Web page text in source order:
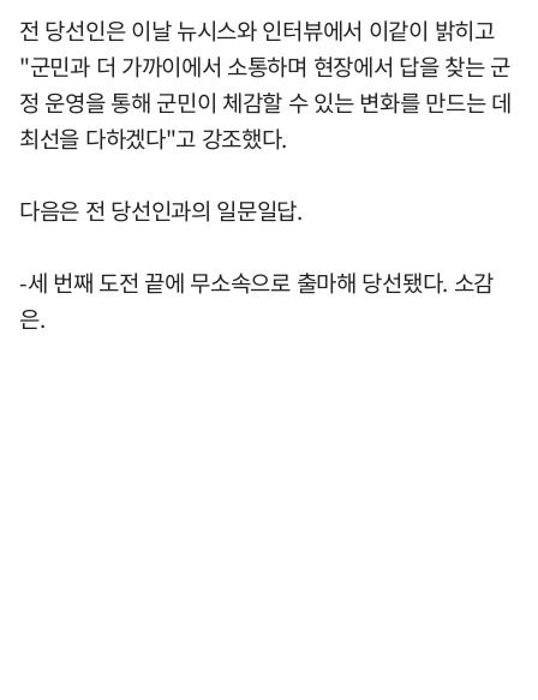
전 당선인은 이날 뉴시스와 인터뷰에서 이같이 밝히고
"군민과 더 가까이에서 소통하며 현장에서 답을 찾는 군
정 운영을 통해 군민이 체감할 수 있는 변화를 만드는 데
최선을 다하겠다"고 강조했다.
다음은 전 당선인과의 일문일답.
-세 번째 도전 끝에 무소속으로 출마해 당선됐다. 소감
은.